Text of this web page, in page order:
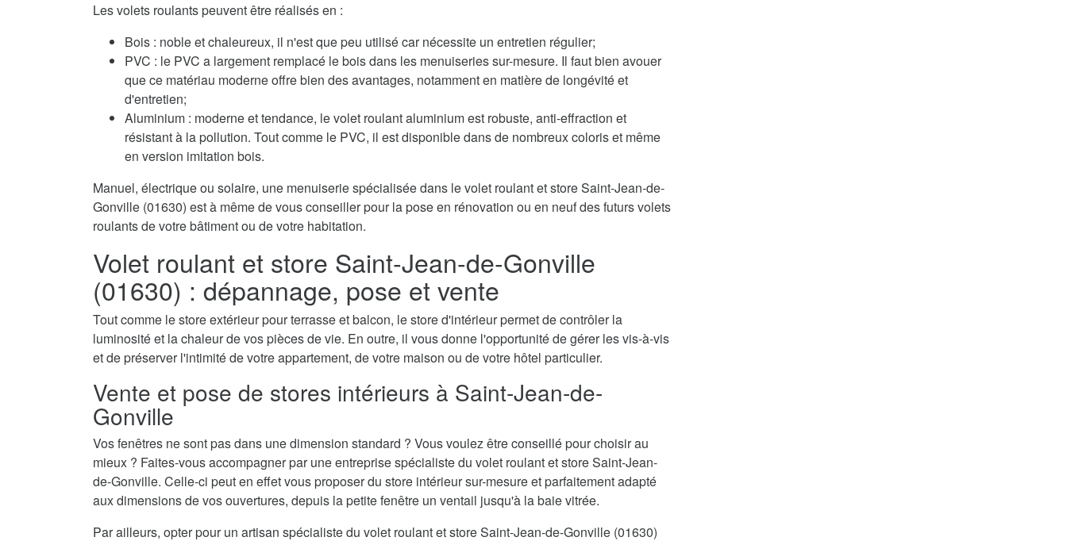
Les volets roulants peuvent être réalisés en :
Bois : noble et chaleureux, il n'est que peu utilisé car nécessite un entretien régulier;
PVC : le PVC a largement remplacé le bois dans les menuiseries sur-mesure. Il faut bien avouer
que ce matériau moderne offre bien des avantages, notamment en matière de longévité et
d'entretien;
Aluminium : moderne et tendance, le volet roulant aluminium est robuste, anti-effraction et
résistant à la pollution. Tout comme le PVC, il est disponible dans de nombreux coloris et même
en version imitation bois.
Manuel, électrique ou solaire, une menuiserie spécialisée dans le volet roulant et store Saint-Jean-de-
Gonville (01630) est à même de vous conseiller pour la pose en rénovation ou en neuf des futurs volets
roulants de votre bâtiment ou de votre habitation.
Volet roulant et store Saint-Jean-de-Gonville
(01630) : dépannage, pose et vente
Tout comme le store extérieur pour terrasse et balcon, le store d'intérieur permet de contrôler la
luminosité et la chaleur de vos pièces de vie. En outre, il vous donne l'opportunité de gérer les vis-à-vis
et de préserver l'intimité de votre appartement, de votre maison ou de votre hôtel particulier.
Vente et pose de stores intérieurs à Saint-Jean-de-
Gonville
Vos fenêtres ne sont pas dans une dimension standard ? Vous voulez être conseillé pour choisir au
mieux ? Faites-vous accompagner par une entreprise spécialiste du volet roulant et store Saint-Jean-
de-Gonville. Celle-ci peut en effet vous proposer du store intérieur sur-mesure et parfaitement adapté
aux dimensions de vos ouvertures, depuis la petite fenêtre un ventail jusqu'à la baie vitrée.
Par ailleurs, opter pour un artisan spécialiste du volet roulant et store Saint-Jean-de-Gonville (01630)